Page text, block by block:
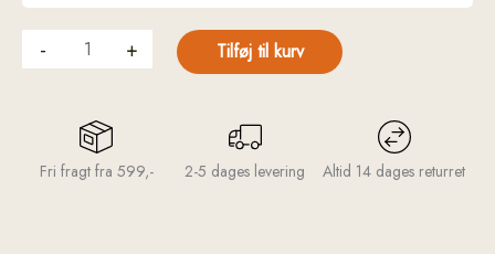
- + Tilføj til kurv
Fri fragt fra 599,- 2-5 dages levering Altid 14 dages returret